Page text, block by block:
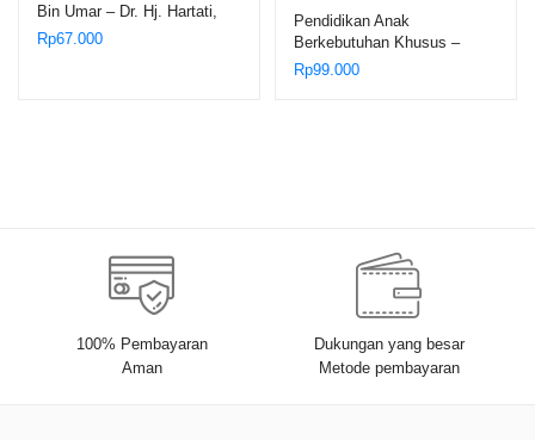
Bin Umar – Dr. Hj. Hartati,
M.A.
Rp67.000
Pendidikan Anak
Berkebutuhan Khusus –
Sulthon
Rp99.000
100% Pembayaran
Aman
Dukungan yang besar
Metode pembayaran